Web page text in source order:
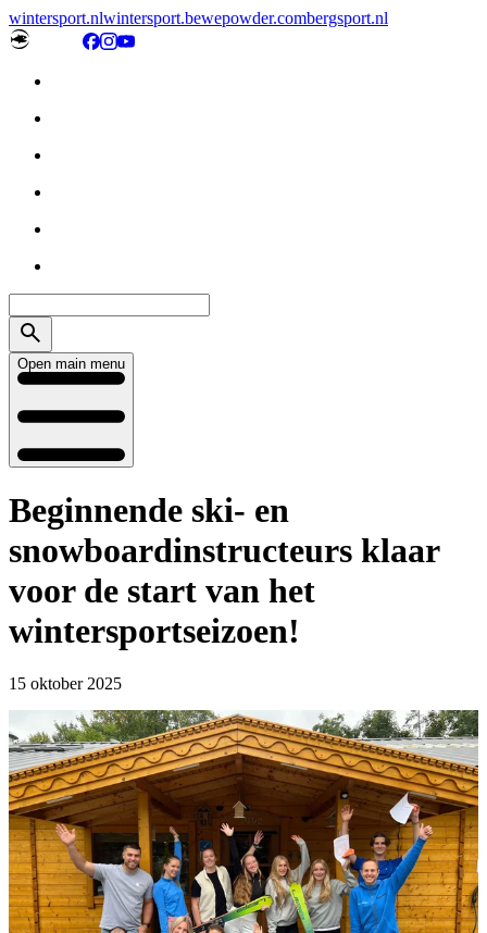
wintersport.nlwintersport.bewepowder.combergsport.nl
Open main menu
Beginnende ski- en
snowboardinstructeurs klaar
voor de start van het
wintersportseizoen!
15 oktober 2025